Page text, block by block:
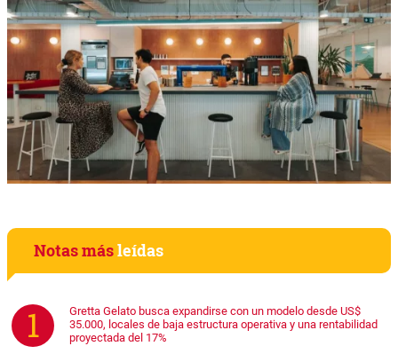
Notas másleídas
Gretta Gelato busca expandirse con un modelo desde US$
35.000, locales de baja estructura operativa y una rentabilidad
proyectada del 17%